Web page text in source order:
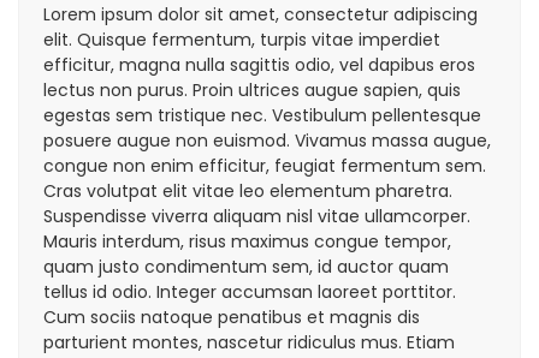
Lorem ipsum dolor sit amet, consectetur adipiscing
elit. Quisque fermentum, turpis vitae imperdiet
efficitur, magna nulla sagittis odio, vel dapibus eros
lectus non purus. Proin ultrices augue sapien, quis
egestas sem tristique nec. Vestibulum pellentesque
posuere augue non euismod. Vivamus massa augue,
congue non enim efficitur, feugiat fermentum sem.
Cras volutpat elit vitae leo elementum pharetra.
Suspendisse viverra aliquam nisl vitae ullamcorper.
Mauris interdum, risus maximus congue tempor,
quam justo condimentum sem, id auctor quam
tellus id odio. Integer accumsan laoreet porttitor.
Cum sociis natoque penatibus et magnis dis
parturient montes, nascetur ridiculus mus. Etiam